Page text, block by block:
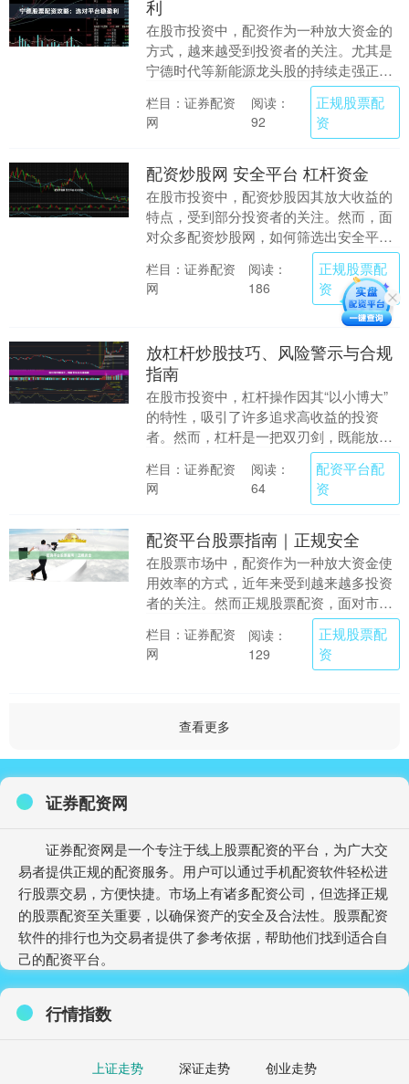
利
在股市投资中，配资作为一种放大资金的
方式，越来越受到投资者的关注。尤其是
宁德时代等新能源龙头股的持续走强正规
股票配资，吸引了不少人希望通过配资扩
大收益。然而，配....
栏目：证券配资
网
阅读：
92
正规股票配
资
配资炒股网 安全平台 杠杆资金
在股市投资中，配资炒股因其放大收益的
特点，受到部分投资者的关注。然而，面
对众多配资炒股网，如何筛选出安全平
台，并合理运用杠杆资金，是每位投资者
需要谨慎对待的问题....
栏目：证券配资
网
阅读：
186
正规股票配
资
放杠杆炒股技巧、风险警示与合规
指南
在股市投资中，杠杆操作因其“以小博大”
的特性，吸引了许多追求高收益的投资
者。然而，杠杆是一把双刃剑，既能放大
收益配资平台配资，也会成倍放大亏损。
本文将系统梳理杠....
栏目：证券配资
网
阅读：
64
配资平台配
资
配资平台股票指南｜正规安全
在股票市场中，配资作为一种放大资金使
用效率的方式，近年来受到越来越多投资
者的关注。然而正规股票配资，面对市场
上众多的配资平台，如何选择正规、安全
的平台，成为投资....
栏目：证券配资
网
阅读：
129
正规股票配
资
查看更多
证券配资网
证券配资网是一个专注于线上股票配资的平台，为广大交
易者提供正规的配资服务。用户可以通过手机配资软件轻松进
行股票交易，方便快捷。市场上有诸多配资公司，但选择正规
的股票配资至关重要，以确保资产的安全及合法性。股票配资
软件的排行也为交易者提供了参考依据，帮助他们找到适合自
己的配资平台。
行情指数
上证走势 深证走势 创业走势